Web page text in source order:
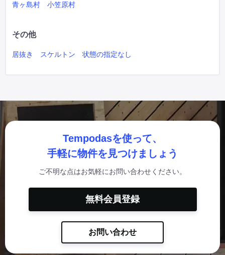
青ヶ島村 小笠原村
その他
居抜き スケルトン 状態の指定なし
Tempodasを使って、
手軽に物件を見つけましょう
ご不明な点はお気軽にお問い合わせください。
無料会員登録
お問い合わせ